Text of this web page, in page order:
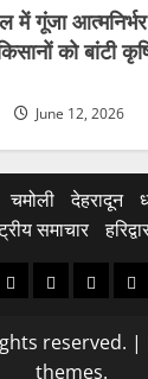
में गूंजा
को बांटी
June 12, 2026
चमोली देहरादून
समाचार
चमोलीदेहरादूनधार्मिकनई
reserved. |
themes.